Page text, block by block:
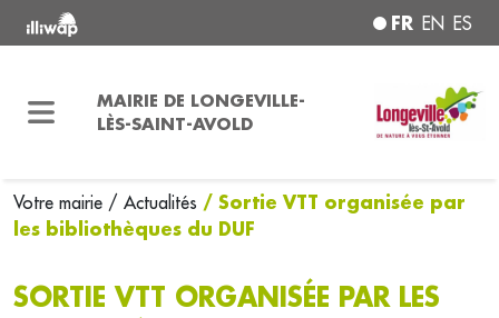
FR EN ES
MAIRIE DE LONGEVILLE-
LÈS-SAINT-AVOLD
Votre mairie / Actualités / Sortie VTT organisée par
les bibliothèques du DUF
SORTIE VTT ORGANISÉE PAR LES